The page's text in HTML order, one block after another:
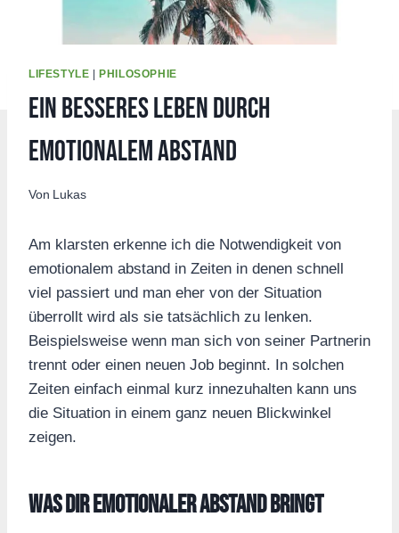
LIFESTYLE PHILOSOPHIE
Ein besseres Leben durch
emotionalem Abstand
Von Lukas
Am klarsten erkenne ich die Notwendigkeit von
emotionalem abstand in Zeiten in denen schnell
viel passiert und man eher von der Situation
überrollt wird als sie tatsächlich zu lenken.
Beispielsweise wenn man sich von seiner Partnerin
trennt oder einen neuen Job beginnt. In solchen
Zeiten einfach einmal kurz innezuhalten kann uns
die Situation in einem ganz neuen Blickwinkel
zeigen.
Was dir emotionaler Abstand bringt